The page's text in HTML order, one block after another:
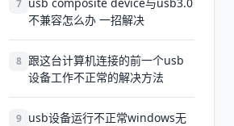
7
不兼容怎么办 一招解决
8 跟这台计算机连接的前一个usb
设备工作不正常的解决方法
9 usb设备运行不正常windows无